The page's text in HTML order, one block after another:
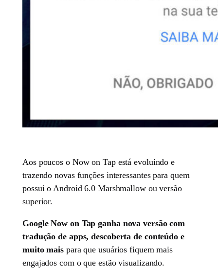
Aos poucos o Now on Tap está evoluindo e
trazendo novas funções interessantes para quem
possui o Android 6.0 Marshmallow ou versão
superior.
Google Now on Tap ganha nova versão com
tradução de apps, descoberta de conteúdo e
muito mais para que usuários fiquem mais
engajados com o que estão visualizando.